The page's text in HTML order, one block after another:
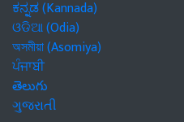
ಕನ್ನಡ (Kannada)
ଓଡିଆ (Odia)
অসমীয়া (Asomiya)
ਪੰਜਾਬੀ
తెలుగు
ગુજરાતી